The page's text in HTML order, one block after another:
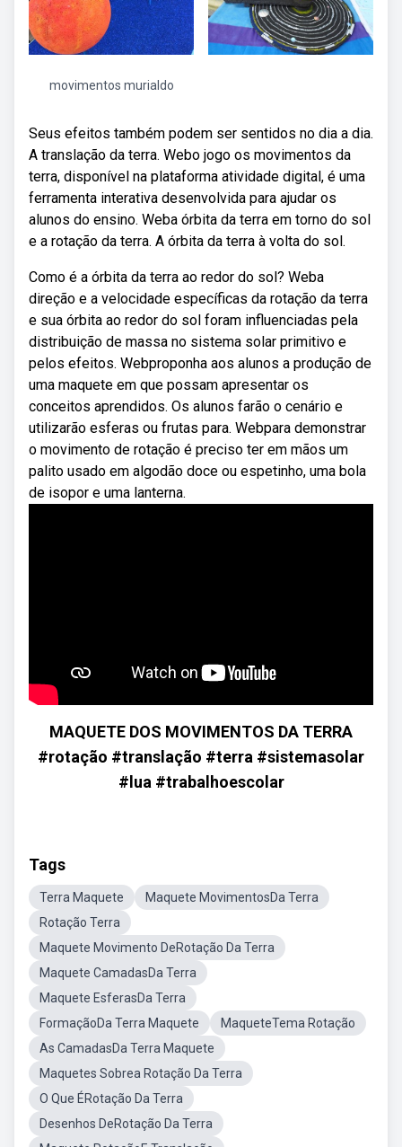
movimentos murialdo
Seus efeitos também podem ser sentidos no dia a dia.
A translação da terra. Webo jogo os movimentos da
terra, disponível na plataforma atividade digital, é uma
ferramenta interativa desenvolvida para ajudar os
alunos do ensino. Weba órbita da terra em torno do sol
e a rotação da terra. A órbita da terra à volta do sol.
Como é a órbita da terra ao redor do sol? Weba
direção e a velocidade específicas da rotação da terra
e sua órbita ao redor do sol foram influenciadas pela
distribuição de massa no sistema solar primitivo e
pelos efeitos. Webproponha aos alunos a produção de
uma maquete em que possam apresentar os
conceitos aprendidos. Os alunos farão o cenário e
utilizarão esferas ou frutas para. Webpara demonstrar
o movimento de rotação é preciso ter em mãos um
palito usado em algodão doce ou espetinho, uma bola
de isopor e uma lanterna.
MAQUETE DOS MOVIMENTOS DA TERRA
#rotação #translação #terra #sistemasolar
#lua #trabalhoescolar
Tags
Terra Maquete
Maquete MovimentosDa Terra
Rotação Terra
Maquete Movimento DeRotação Da Terra
Maquete CamadasDa Terra
Maquete EsferasDa Terra
FormaçãoDa Terra Maquete
MaqueteTema Rotação
As CamadasDa Terra Maquete
Maquetes Sobrea Rotação Da Terra
O Que ÉRotação Da Terra
Desenhos DeRotação Da Terra